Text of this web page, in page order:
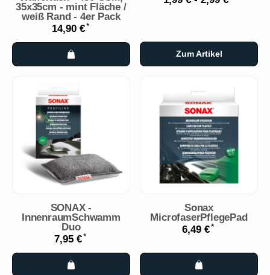
35x35cm - mint Fläche /
weiß Rand - 4er Pack
14,90 €*
Zum Artikel
SONAX -
InnenraumSchwamm
Duo
7,95 €*
Sonax
MicrofaserPflegePad
6,49 €*